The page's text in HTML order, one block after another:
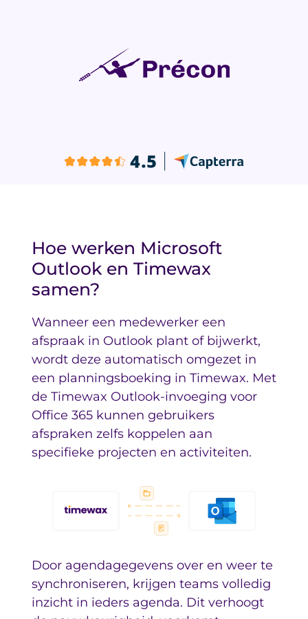
Hoe werken Microsoft
Outlook en Timewax
samen?
Wanneer een medewerker een
afspraak in Outlook plant of bijwerkt,
wordt deze automatisch omgezet in
een planningsboeking in Timewax. Met
de Timewax Outlook-invoeging voor
Office 365 kunnen gebruikers
afspraken zelfs koppelen aan
specifieke projecten en activiteiten.
Door agendagegevens over en weer te
synchroniseren, krijgen teams volledig
inzicht in ieders agenda. Dit verhoogt